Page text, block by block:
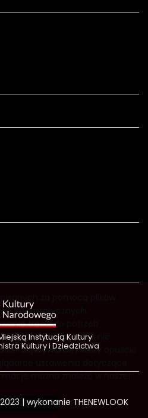
Instytucją Kultury
Kultury i Dziedzictwa
| wykonanie THENEWLOOK
za pomocą plików
informatycznych,
treści do potrzeb
Jeżeli nie
zapisywanie, należy opuścić
ustawienia dotyczące